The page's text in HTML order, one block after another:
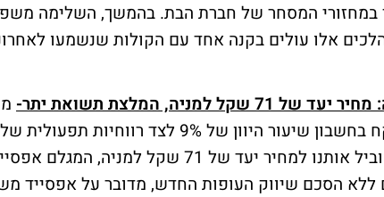
אלו עולים בקנה אחד עם הקולות שנשמעו
שקל למניה, המלצת תשואת יתר-